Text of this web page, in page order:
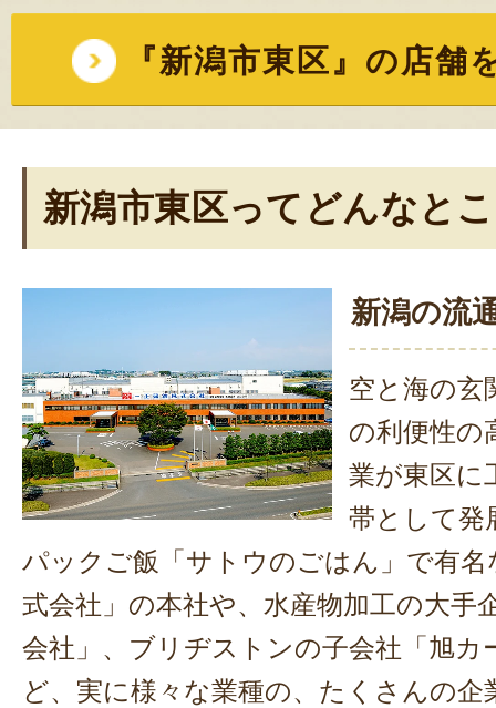
『新潟市東区』の店舗
新潟市東区ってどんなと
新潟の流
空と海の玄
の利便性の
業が東区に
帯として発
パックご飯「サトウのごはん」で有名
式会社」の本社や、水産物加工の大手
会社」、ブリヂストンの子会社「旭カ
ど、実に様々な業種の、たくさんの